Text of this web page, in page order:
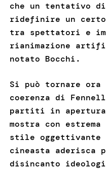
che un tentativo
ridefinire un
tra spettatori e
rianimazione
notato Bocchi.
Si può tornare ora
coerenza di
partiti in
mostra con
stile oggettivante
cineasta aderisca
disincanto